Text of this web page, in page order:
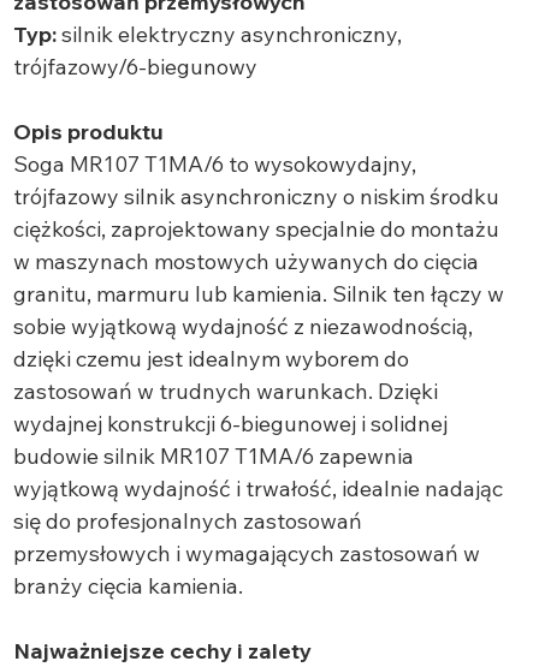
Typ:silnik elektryczny asynchroniczny,
trójfazowy/6-biegunowy
Opis produktu
Soga MR107 T1MA/6 to wysokowydajny,
trójfazowy silnik asynchroniczny o niskim środku
ciężkości, zaprojektowany specjalnie do montażu
w maszynach mostowych używanych do cięcia
granitu, marmuru lub kamienia. Silnik ten łączy w
sobie wyjątkową wydajność z niezawodnością,
dzięki czemu jest idealnym wyborem do
zastosowań w trudnych warunkach. Dzięki
wydajnej konstrukcji 6-biegunowej i solidnej
budowie silnik MR107 T1MA/6 zapewnia
wyjątkową wydajność i trwałość, idealnie nadając
się do profesjonalnych zastosowań
przemysłowych i wymagających zastosowań w
branży cięcia kamienia.
Najważniejsze cechy i zalety